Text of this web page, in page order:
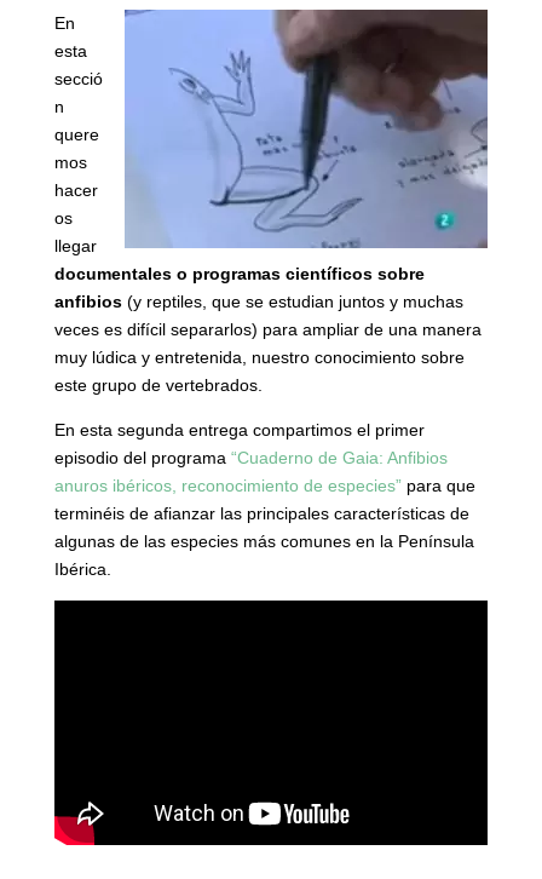
En
esta
secció
n
quere
mos
hacer
os
llegar
documentales o programas científicos sobre
anfibios(y reptiles, que se estudian juntos y muchas
veces es difícil separarlos) para ampliar de una manera
muy lúdica y entretenida, nuestro conocimiento sobre
este grupo de vertebrados.
En esta segunda entrega compartimos el primer
episodio del programa “Cuaderno de Gaia: Anfibios
anuros ibéricos, reconocimiento de especies” para que
terminéis de afianzar las principales características de
algunas de las especies más comunes en la Península
Ibérica.